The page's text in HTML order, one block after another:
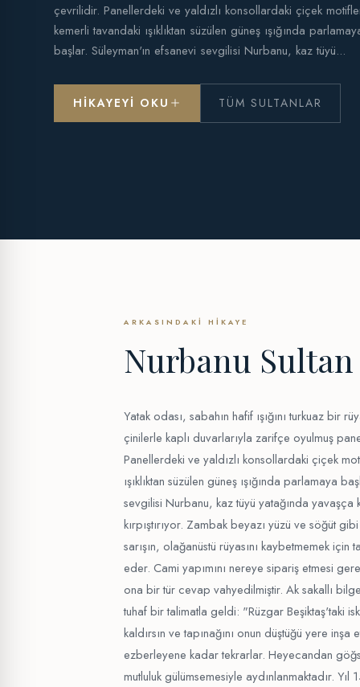
çevrilidir. Panellerdeki ve yaldızlı konsollardaki çiçek
kemerli tavandaki ışıklıktan süzülen güneş ışığında
başlar. Süleyman'ın efsanevi sevgilisi Nurbanu, kaz tüyü...
HIKAYEYI OKU TÜM SULTANLAR
ARKASINDAKI HIKAYE
Nurbanu Sultan
Yatak odası, sabahın hafif ışığını turkuaz bir
çinilerle kaplı duvarlarıyla zarifçe oyulmuş
Panellerdeki ve yaldızlı konsollardaki çiçek
ışıklıktan süzülen güneş ışığında parlamaya
sevgilisi Nurbanu, kaz tüyü yatağında yavaşça
kırpıştırıyor. Zambak beyazı yüzü ve söğüt
sarışın, olağanüstü rüyasını kaybetmemek
eder. Cami yapımını nereye sipariş etmesi
ona bir tür cevap vahyedilmiştir. Ak sakallı
tuhaf bir talimatla geldi: "Rüzgar Beşiktaş'taki
kaldırsın ve tapınağını onun düştüğü yere inşa
ezberleyene kadar tekrarlar. Heyecandan
mutluluk gülümsemesiyle aydınlanmaktadır.